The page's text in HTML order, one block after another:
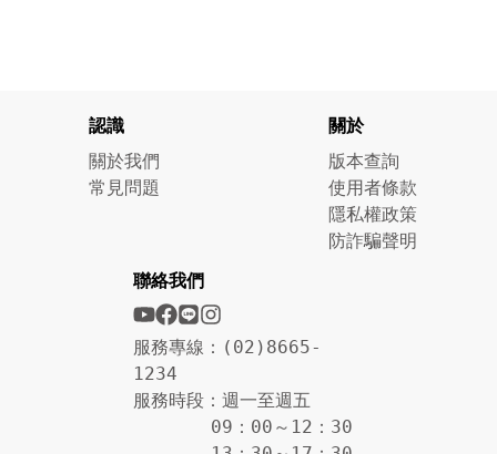
認識
關於我們
常見問題
關於
版本查詢
使用者條款
隱私權政策
防詐騙聲明
聯絡我們
服務專線：(02)8665-
1234
服務時段：週一至週五
09：00～12：30